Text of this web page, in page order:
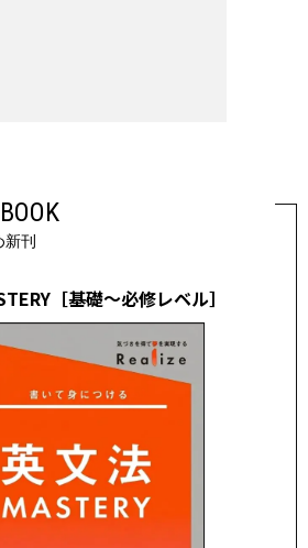
刊
［基礎～必修レベル］